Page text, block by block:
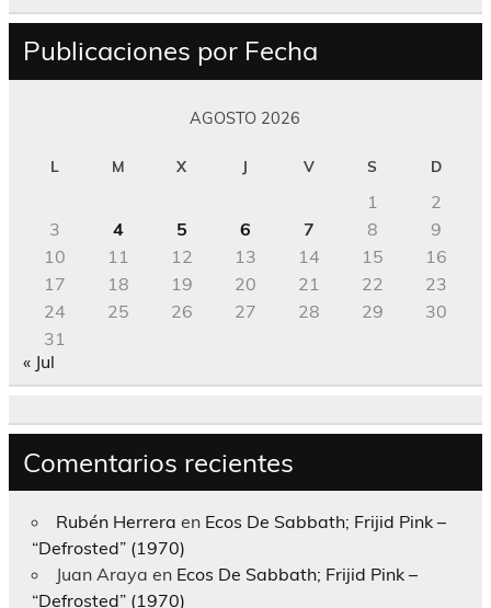
Publicaciones por Fecha
AGOSTO 2026
L M X J V S D
1
2
3
4 5 6 7 8
9
10
11 12 13 14 15
16
17
18 19 20 21 22
23
24
25 26 27 28 29
30
31
« Jul
Comentarios recientes
Rubén Herrera en Ecos De Sabbath; Frijid Pink –
“Defrosted” (1970)
Juan Araya en Ecos De Sabbath; Frijid Pink –
“Defrosted” (1970)